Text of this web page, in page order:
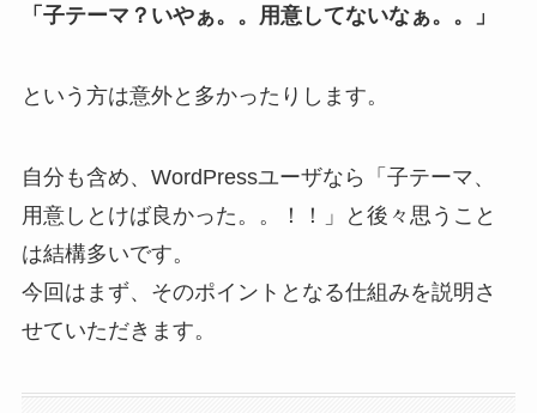
「子テーマ？いやぁ。。用意してないなぁ。。」
という方は意外と多かったりします。
自分も含め、WordPressユーザなら「子テーマ、
用意しとけば良かった。。！！」と後々思うこと
は結構多いです。
今回はまず、そのポイントとなる仕組みを説明さ
せていただきます。